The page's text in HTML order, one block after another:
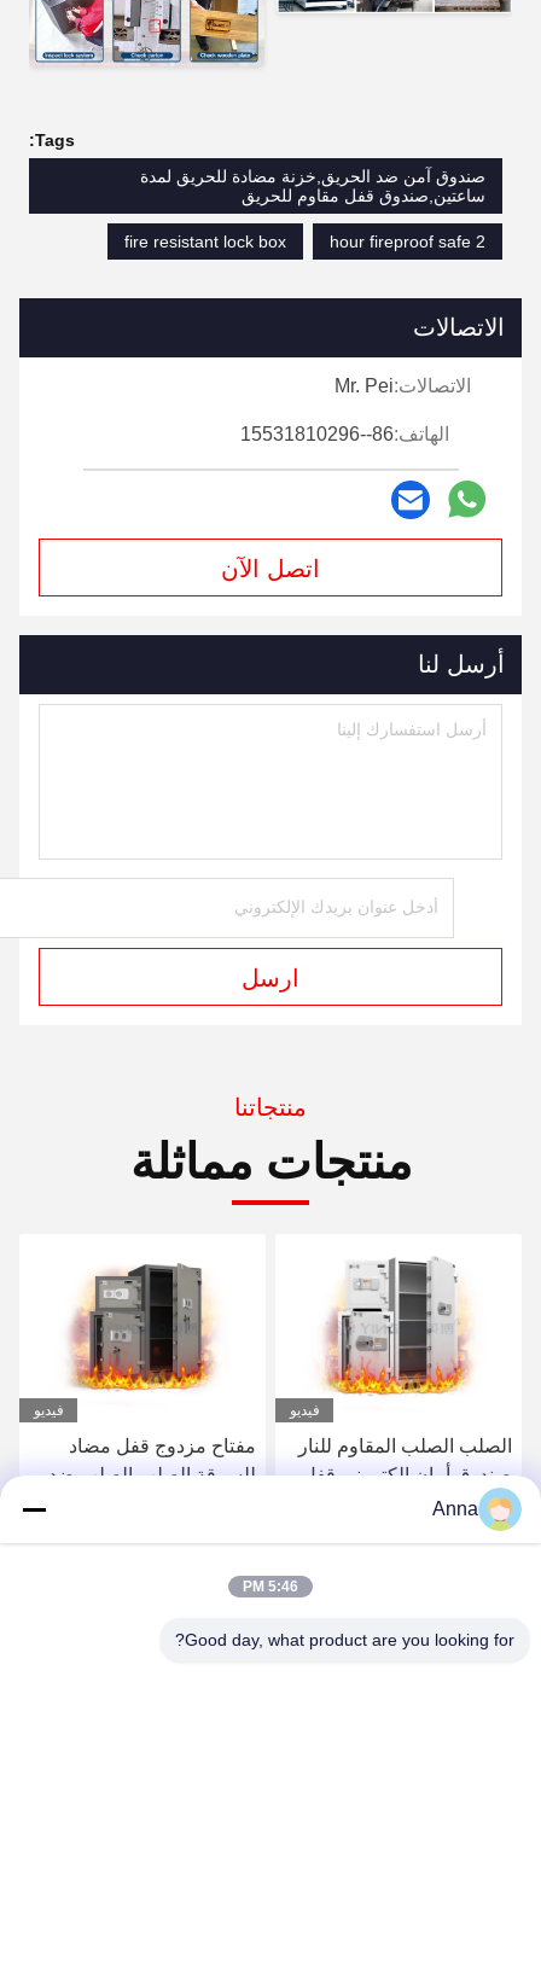
Tags:
صندوق آمن ضد الحريق,خزنة مضادة للحريق لمدة
ساعتين,صندوق قفل مقاوم للحريق
2 hour fireproof safe
fire resistant lock box
الاتصالات
الاتصالات:Mr. Pei
الهاتف:86--15531810296
اتصل الآن
أرسل لنا
ارسل
منتجاتنا
منتجات مماثلة
فيديو
الصلب الصلب المقاوم للنار
صندوق أمان إلكتروني قفل
120mis YB / FG-48-128
فيديو
مفتاح مزدوج قفل مضاد
للسرقة الصلب الصلب ضد
Anna
5:46 PM
Good day, what product are you looking for?